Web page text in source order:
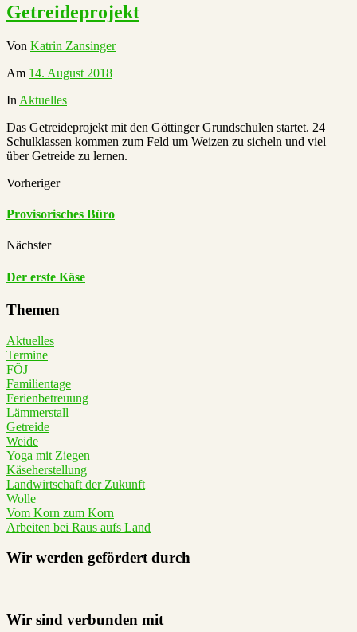
Getreideprojekt
Von Katrin Zansinger
Am 14. August 2018
In Aktuelles
Das Getreideprojekt mit den Göttinger Grundschulen startet. 24
Schulklassen kommen zum Feld um Weizen zu sicheln und viel
über Getreide zu lernen.
Vorheriger
Provisorisches Büro
Nächster
Der erste Käse
Themen
Aktuelles
Termine
FÖJ
Familientage
Ferienbetreuung
Lämmerstall
Getreide
Weide
Yoga mit Ziegen
Käseherstellung
Landwirtschaft der Zukunft
Wolle
Vom Korn zum Korn
Arbeiten bei Raus aufs Land
Wir werden gefördert durch
Wir sind verbunden mit